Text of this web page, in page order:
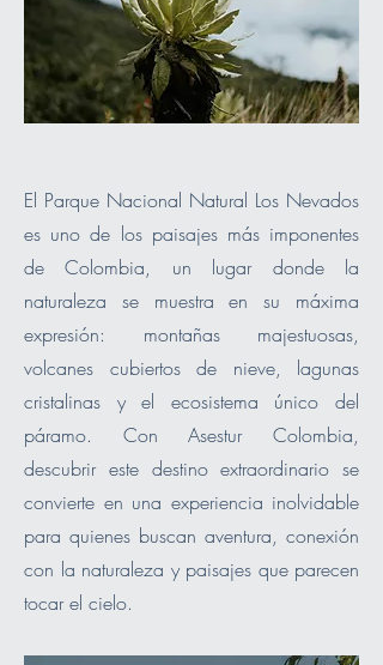
El Parque Nacional Natural Los Nevados
es uno de los paisajes más imponentes
de Colombia, un lugar donde la
naturaleza se muestra en su máxima
expresión: montañas majestuosas,
volcanes cubiertos de nieve, lagunas
cristalinas y el ecosistema único del
páramo. Con Asestur Colombia,
descubrir este destino extraordinario se
convierte en una experiencia inolvidable
para quienes buscan aventura, conexión
con la naturaleza y paisajes que parecen
tocar el cielo.